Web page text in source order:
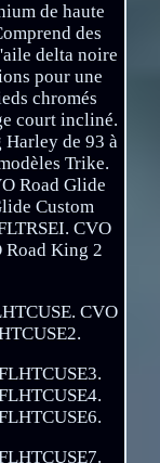
de haute
des
delta noire
pour une
chromés
court incliné.
de 93 à
Trike.
Road Glide
Custom
CVO
Road King 2
CVO